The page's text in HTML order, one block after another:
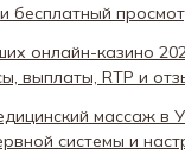
бесплатный
онлайн-казино
выплаты, RTP и
массаж в
системы и